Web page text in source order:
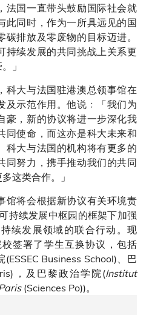
法国一直带头鼓励国际社会就
此同时，作为一所具远见的国
排放及零废物的目标迈进。
持续发展的共同挑战上关系更
」
科大与法国驻港澳总领事馆在
及示范作用。他说﹕「我们为
豪，新的协议将进一步深化我
同使命，而这亦是科大未来和
科大与法国的机构将有更多的
同努力，携手推动我们的共同
这类合作。」
馆将会根据新协议有关环境责
持续发展中枢园的框架下加强
续发展领域的联合行动。现
签署了学生互换协议，包括
(ESSEC Business School)、巴
，及巴黎政治学院(Institut
(Sciences Po))。